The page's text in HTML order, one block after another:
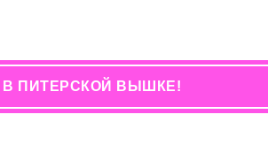
В ПИТЕРСКОЙ ВЫШКЕ!